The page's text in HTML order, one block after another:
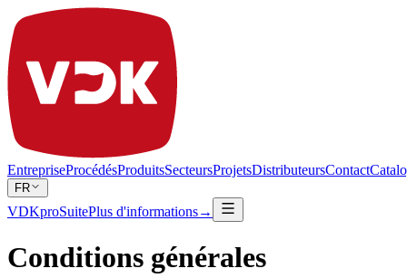
EntrepriseProcédésProduitsSecteursProjetsDistributeursContact
FR
VDKproSuitePlus d'informations→
Conditions générales